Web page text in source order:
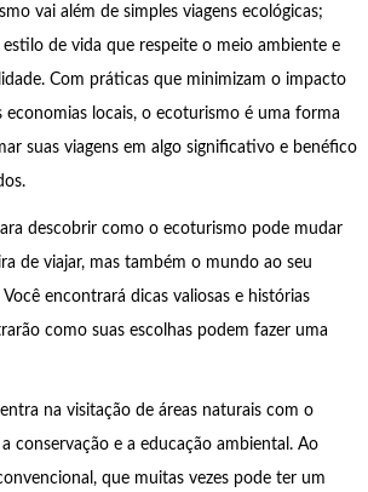
vai além de simples viagens ecológicas;
de vida que respeite o meio ambiente e
Com práticas que minimizam o impacto
economias locais, o ecoturismo é uma forma
suas viagens em algo significativo e benéfico
descobrir como o ecoturismo pode mudar
de viajar, mas também o mundo ao seu
encontrará dicas valiosas e histórias
como suas escolhas podem fazer uma
na visitação de áreas naturais com o
conservação e a educação ambiental. Ao
que muitas vezes pode ter um